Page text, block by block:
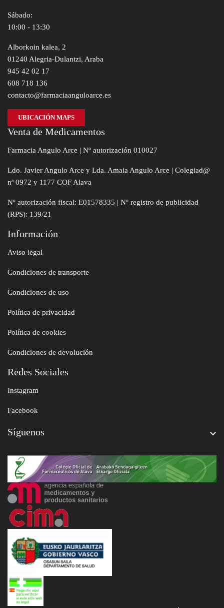
Sábado:
10:00 - 13:30
Alborkoin kalea, 2
01240 Alegria-Dulantzi, Araba
945 42 02 17
608 718 136
contacto@farmaciaanguloarce.es
UBICACIÓN MAPS
Venta de Medicamentos
Farmacia Angulo Arce | Nº autorización 010027
Ldo. Javier Angulo Arce y Lda. Amaia Angulo Arce | Colegiad@
nª 0972 y 1177 COF Alava
Nº autorización fiscal: E01578335 | Nº registro de publicidad
(RPS): 139/21
Información
Aviso legal
Condiciones de transporte
Condiciones de uso
Política de privacidad
Política de cookies
Condiciones de devolución
Redes Sociales
Instagram
Facebook
Síguenos 